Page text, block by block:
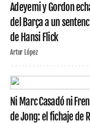
Adeyemi y Gordon
del Barça a un
de Hansi Flick
Artur López
Ni Marc Casadó ni
de Jong: el fichaje de